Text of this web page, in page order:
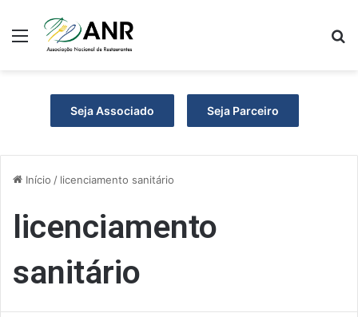
Menu
Seja Associado Seja Parceiro
Início / licenciamento sanitário
licenciamento
sanitário